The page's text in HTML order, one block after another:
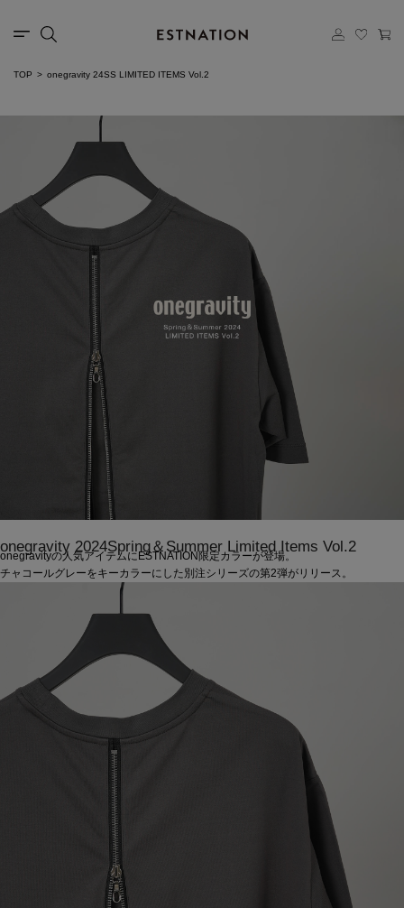
TOP onegravity 24SS LIMITED ITEMS Vol.2
onegravity 2024Spring＆Summer Limited Items Vol.2
onegravityの人気アイテムにESTNATION限定カラーが登場。
チャコールグレーをキーカラーにした別注シリーズの第2弾がリリース。